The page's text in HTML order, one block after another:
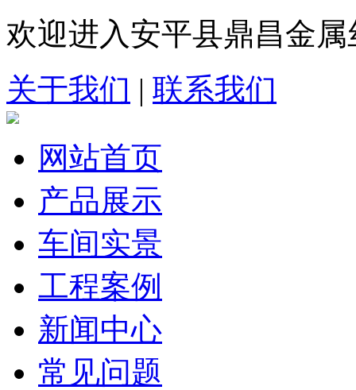
欢迎进入安平县鼎昌金
关于我们 | 联系我们
网站首页
产品展示
车间实景
工程案例
新闻中心
常见问题